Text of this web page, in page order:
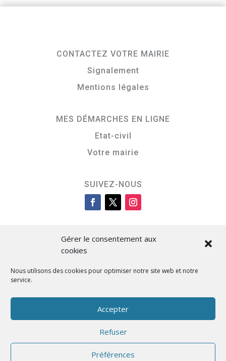
Gérer le consentement aux
cookies
Nous utilisons des cookies pour optimiser notre site web et notre
service.
Accepter
Refuser
Préférences
CONTACTEZ VOTRE MAIRIE
Signalement
Mentions légales
MES DÉMARCHES EN LIGNE
Etat-civil
Votre mairie
SUIVEZ-NOUS
Cità di L’Isula
Designed by BKM Web Consulting